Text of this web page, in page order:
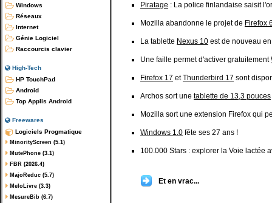
Windows
Réseaux
Internet
Génie Logiciel
Raccourcis clavier
High-Tech
HP TouchPad
Android
Top Applis Android
Freewares
Logiciels Progmatique
MinorityScreen (5.1)
MutePhone (3.1)
FBR (2026.4)
MajoReduc (5.7)
MeloLivre (3.3)
MesureBib (6.7)
Piratage : La police finlandaise saisit
Mozilla abandonne le projet de Firefox
La tablette Nexus 10 est de nouveau
Une faille permet d'activer gratuitement
Firefox 17 etThunderbird 17 sont
Archos sort une tablette de 13,3 pouces
Mozilla sort une extension Firefox qui
Windows 1.0 fête ses 27 ans !
100.000 Stars : explorer la Voie lactée
Et en vrac...